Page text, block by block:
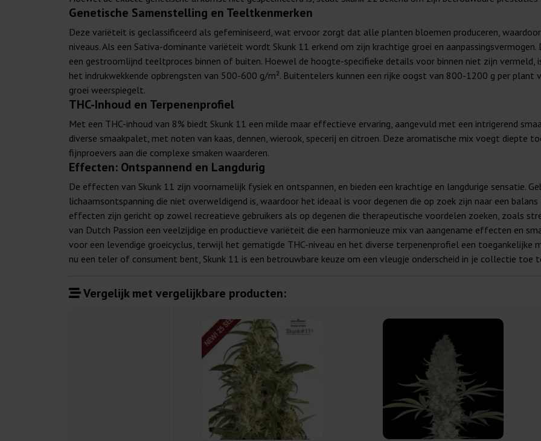
Genetische Samenstelling en Teeltkenmerken
Deze variëteit is geclassificeerd als gefeminiseerd, wat ervoor zorgt dat alle planten bloemen produceren,
niveaus. Als een Sativa-dominante variëteit wordt Skunk 11 erkend om zijn krachtige groei en
een gestroomlijnd teeltproces binnen of buiten. Hoewel de hoogte-specifieke details voor binnen niet zijn vermeld,
het indrukwekkende opbrengsten van 500-600 g/m². Buitentelers kunnen een rijke oogst van 800-1200 g per
groei weerspiegelt.
THC-Inhoud en Terpenenprofiel
Met een THC-inhoud van 8% biedt Skunk 11 een milde maar effectieve ervaring, aangevuld met een intrigerend
diverse smaakpalet, met noten van kaas, dennen, wierook, specerij en citroen. Deze aromatische mix voegt diepte
fijnproevers aan die complexe smaken waarderen.
Effecten: Ontspannend en Langdurig
De effecten van Skunk 11 zijn voornamelijk fysiek en ontspannen, en bieden een krachtige en langdurige sensatie.
lichaamsontspanning die niet overweldigend is, waardoor het ideaal is voor degenen die op zoek zijn naar een
effecten zijn gericht op zowel recreatieve gebruikers als op degenen die therapeutische voordelen zoeken, zoals
van Dutch Passion een veelzijdige en productieve variëteit die een harmonieuze mix van aangename effecten en
voor een levendige groeicyclus, terwijl het gematigde THC-niveau en het diverse terpenenprofiel een toegankelijke
nu een teler of consument bent, Skunk 11 is een betrouwbare keuze om een vleugje onderscheid in je collectie toe
Vergelijk met vergelijkbare producten: